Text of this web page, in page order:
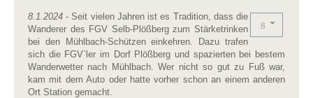
8.1.2024 - Seit vielen Jahren ist es Tradition, dass die
Wanderer des FGV Selb-Plößberg zum Stärketrinken
bei den Mühlbach-Schützen einkehren. Dazu trafen
sich die FGV`ler im Dorf Plößberg und spazierten bei bestem
Wanderwetter nach Mühlbach. Wer nicht so gut zu Fuß war,
kam mit dem Auto oder hatte vorher schon an einem anderen
Ort Station gemacht.